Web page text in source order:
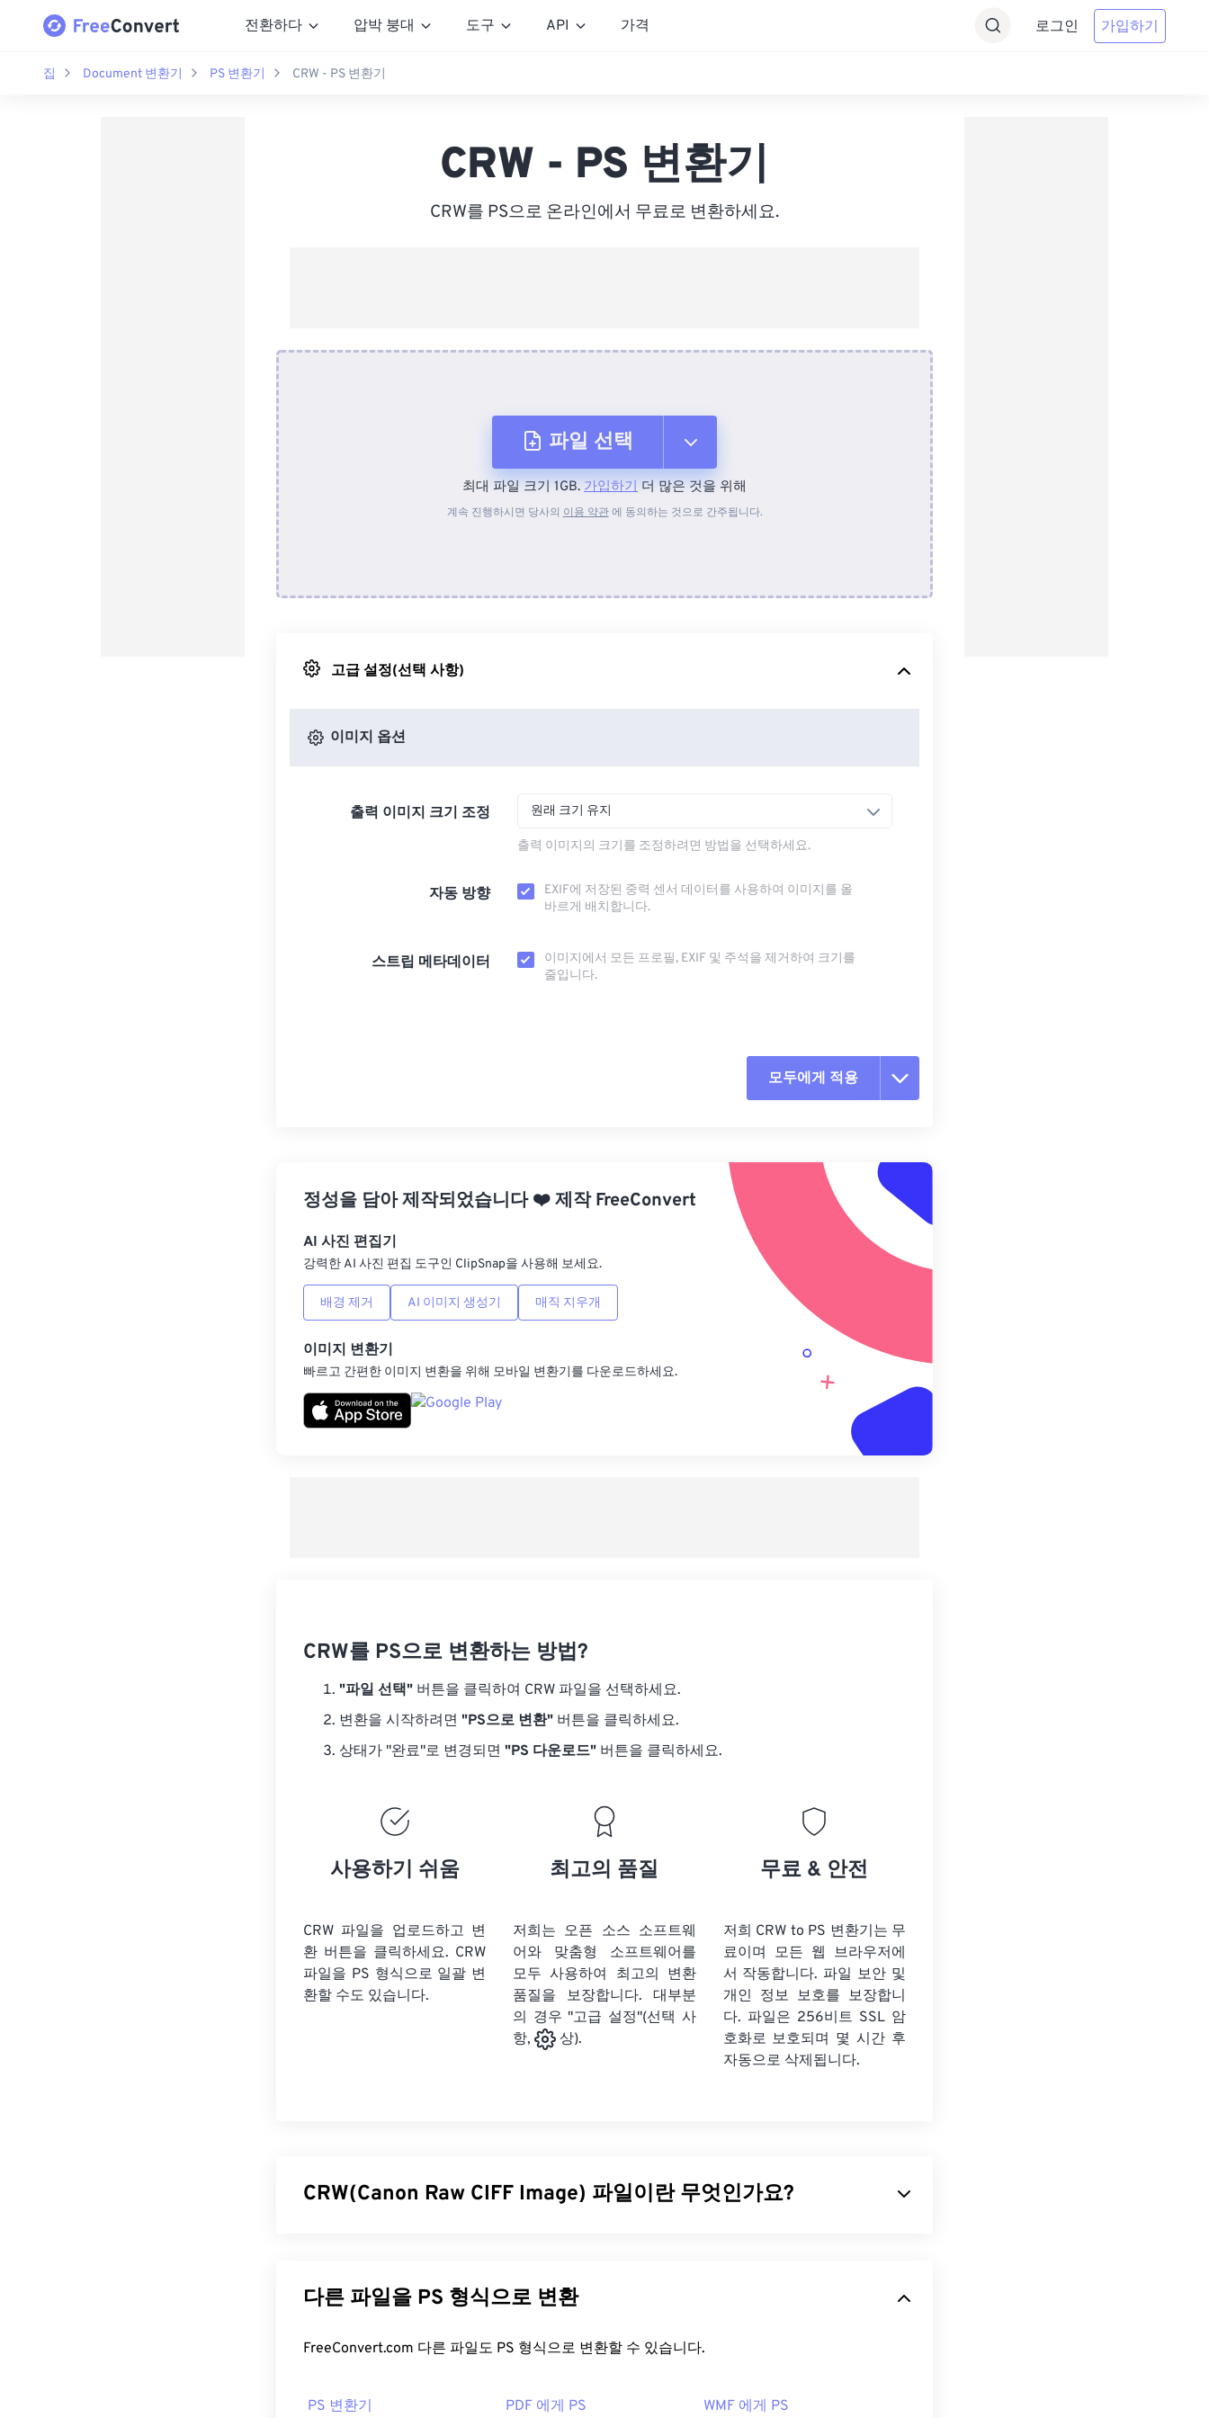
전환하다 압박 붕대 도구 API 가격 로그인 가입하기
집 Document 변환기 PS 변환기 CRW - PS 변환기
CRW - PS 변환기
CRW를 PS으로 온라인에서 무료로 변환하세요.
파일 선택
장치에서
최대 파일 크기 1GB. 가입하기 더 많은 것을 위해
계속 진행하시면 당사의 이용 약관에 동의하는 것으로 간주됩니다.
고급 설정(선택 사항)
이미지 옵션
출력 이미지 크기 조정 원래 크기 유지
출력 이미지의 크기를 조정하려면 방법을 선택하세요.
자동 방향
EXIF에 저장된 중력 센서 데이터를 사용하여 이미지를 올
바르게 배치합니다.
스트립 메타데이터
이미지에서 모든 프로필, EXIF ​​및 주석을 제거하여 크기를
줄입니다.
모두에게 적용
사전 설정에서 적용
사전 설정으로 저장
정성을 담아 제작되었습니다❤️제작FreeConvert
AI 사진 편집기
강력한 AI 사진 편집 도구인 ClipSnap을 사용해 보세요.
배경 제거 AI 이미지 생성기 매직 지우개
이미지 변환기
빠르고 간편한 이미지 변환을 위해 모바일 변환기를 다운로드하세요.
CRW를 PS으로 변환하는 방법?
"파일 선택" 버튼을 클릭하여 CRW 파일을 선택하세요.
변환을 시작하려면 "PS으로 변환" 버튼을 클릭하세요.
상태가 "완료"로 변경되면 "PS 다운로드" 버튼을 클릭하세요.
사용하기 쉬움
CRW 파일을 업로드하고 변
환 버튼을 클릭하세요. CRW
파일을 PS 형식으로 일괄 변
환할 수도 있습니다.
최고의 품질
저희는 오픈 소스 소프트웨
어와 맞춤형 소프트웨어를
모두 사용하여 최고의 변환
품질을 보장합니다. 대부분
의 경우 "고급 설정"(선택 사
항,
상).
무료 & 안전
저희 CRW to PS 변환기는 무
료이며 모든 웹 브라우저에
서 작동합니다. 파일 보안 및
개인 정보 보호를 보장합니
다. 파일은 256비트 SSL 암
호화로 보호되며 몇 시간 후
자동으로 삭제됩니다.
CRW(Canon Raw CIFF Image) 파일이란 무엇인가요?
TIFF 파일 형식과 유사합니다. CRW의 장점은 카메라로 촬영한 파일의 모든 정보를 그대로 담고
있는 가공되지 않은 이미지라는 것입니다. CRW의 기술적 세부 사항에 대해 자세히 알아보려면
CRW는 Canon의 독점 파일 형식이므로 CRW 파일 작업에 가장 적합한 프로그램은
다른 파일을 PS 형식으로 변환
FreeConvert.com 다른 파일도 PS 형식으로 변환할 수 있습니다.
PS 변환기 PDF 에게 PS WMF 에게 PS